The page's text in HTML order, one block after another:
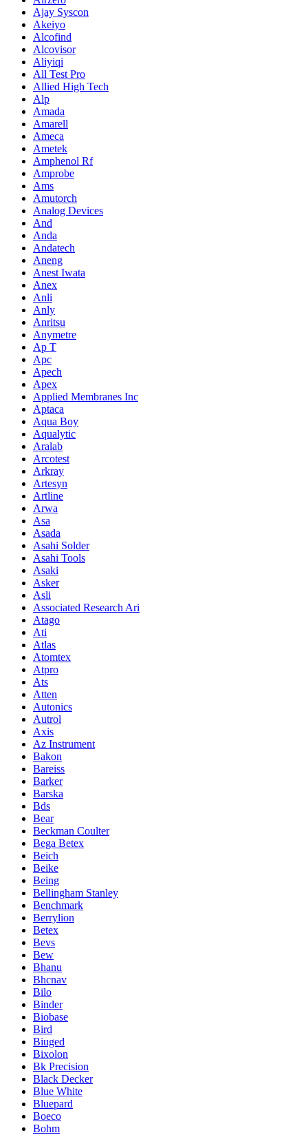
Ajay Syscon
Akeiyo
Alcofind
Alcovisor
Aliyiqi
All Test Pro
Allied High Tech
Alp
Amada
Amarell
Ameca
Ametek
Amphenol Rf
Amprobe
Ams
Amutorch
Analog Devices
And
Anda
Andatech
Aneng
Anest Iwata
Anex
Anli
Anly
Anritsu
Anymetre
Ap T
Apc
Apech
Apex
Applied Membranes Inc
Aptaca
Aqua Boy
Aqualytic
Aralab
Arcotest
Arkray
Artesyn
Artline
Arwa
Asa
Asada
Asahi Solder
Asahi Tools
Asaki
Asker
Asli
Associated Research Ari
Atago
Ati
Atlas
Atomtex
Atpro
Ats
Atten
Autonics
Autrol
Axis
Az Instrument
Bakon
Bareiss
Barker
Barska
Bds
Bear
Beckman Coulter
Bega Betex
Beich
Beike
Being
Bellingham Stanley
Benchmark
Berrylion
Betex
Bevs
Bew
Bhanu
Bhcnav
Bilo
Binder
Biobase
Bird
Biuged
Bixolon
Bk Precision
Black Decker
Blue White
Bluepard
Boeco
Bohm